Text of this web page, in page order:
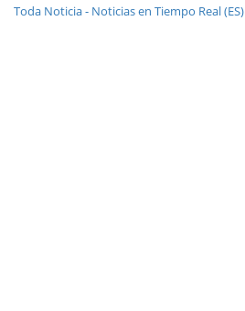
Toda Noticia - Noticias en Tiempo Real (ES)